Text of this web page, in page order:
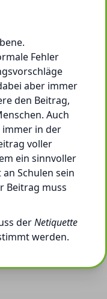
Fehler
aber immer
den Beitrag,
Auch
immer in der
voller
ein sinnvoller
Schulen sein
Beitrag muss
derNetiquette
werden.